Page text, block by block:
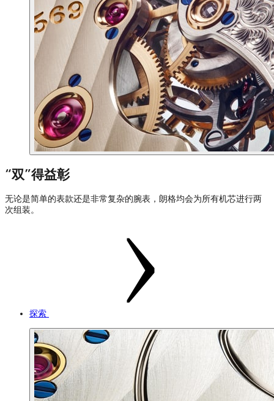
“双”得益彰
无论是简单的表款还是非常复杂的腕表，朗格均会为所有机芯进行两
次组装。
探索